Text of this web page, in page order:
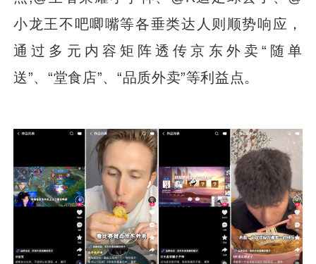
小龙王不吧唧嘴等各垂类达人则顺势响应，
通过多元内容矩阵透传京东外卖“随单
送”、“堂食店”、“品质外卖”等利益点。